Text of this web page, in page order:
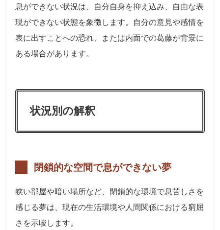
息ができない状況は、自分自身を抑え込み、自由な表
現ができない状態を象徴します。自分の意見や感情を
表に出すことへの恐れ、または内面での葛藤が背景に
ある場合があります。
状況別の解釈
閉鎖的な空間で息ができない夢
狭い部屋や暗い場所など、閉鎖的な環境で息苦しさを
感じる夢は、現在の生活環境や人間関係における窮屈
さを示唆します。